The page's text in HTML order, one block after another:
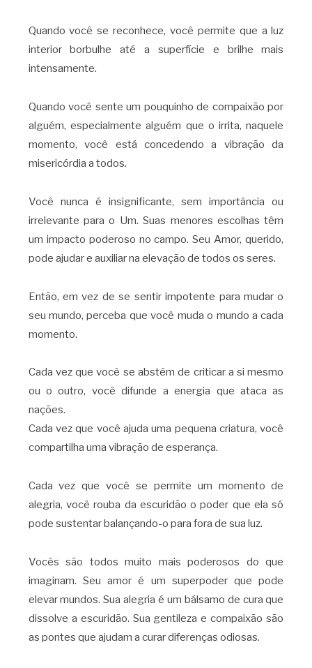
Quando você se reconhece, você permite que a luz
interior borbulhe até a superfície e brilhe mais
intensamente.
Quando você sente um pouquinho de compaixão por
alguém, especialmente alguém que o irrita, naquele
momento, você está concedendo a vibração da
misericórdia a todos.
Você nunca é insignificante, sem importância ou
irrelevante para o Um. Suas menores escolhas têm
um impacto poderoso no campo. Seu Amor, querido,
pode ajudar e auxiliar na elevação de todos os seres.
Então, em vez de se sentir impotente para mudar o
seu mundo, perceba que você muda o mundo a cada
momento.
Cada vez que você se abstém de criticar a si mesmo
ou o outro, você difunde a energia que ataca as
nações.
Cada vez que você ajuda uma pequena criatura, você
compartilha uma vibração de esperança.
Cada vez que você se permite um momento de
alegria, você rouba da escuridão o poder que ela só
pode sustentar balançando-o para fora de sua luz.
Vocês são todos muito mais poderosos do que
imaginam. Seu amor é um superpoder que pode
elevar mundos. Sua alegria é um bálsamo de cura que
dissolve a escuridão. Sua gentileza e compaixão são
as pontes que ajudam a curar diferenças odiosas.